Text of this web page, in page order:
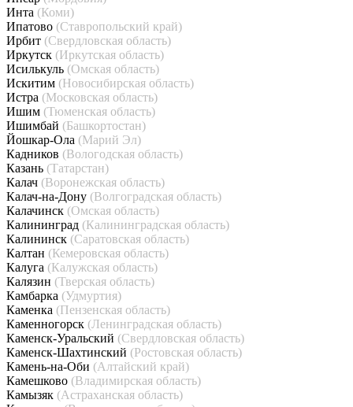
Инта (Коми)
Ипатово (Ставропольский край)
Ирбит (Свердловская область)
Иркутск (Иркутская область)
Исилькуль (Омская область)
Искитим (Новосибирская область)
Истра (Московская область)
Ишим (Тюменская область)
Ишимбай (Башкортостан)
Йошкар-Ола (Марий Эл)
Кадников (Вологодская область)
Казань (Татарстан)
Калач (Воронежская область)
Калач-на-Дону (Волгоградская область)
Калачинск (Омская область)
Калининград (Калининградская область)
Калининск (Саратовская область)
Калтан (Кемеровская область)
Калуга (Калужская область)
Калязин (Тверская область)
Камбарка (Удмуртия)
Каменка (Пензенская область)
Каменногорск (Ленинградская область)
Каменск-Уральский (Свердловская область)
Каменск-Шахтинский (Ростовская область)
Камень-на-Оби (Алтайский край)
Камешково (Владимирская область)
Камызяк (Астраханская область)